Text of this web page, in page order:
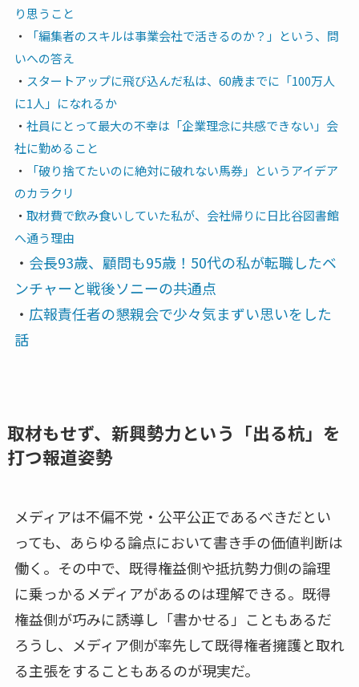
り思うこと
・
「編集者のスキルは事業会社で活きるのか？」という、問
いへの答え
・ スタートアップに飛び込んだ私は、60歳までに「100万人
に1人」になれるか
・ 社員にとって最大の不幸は「企業理念に共感できない」会
社に勤めること
・
「破り捨てたいのに絶対に破れない馬券」というアイデア
のカラクリ
・ 取材費で飲み食いしていた私が、会社帰りに日比谷図書館
へ通う理由
・ 会長93歳、顧問も95歳！50代の私が転職したベ
ンチャーと戦後ソニーの共通点
・ 広報責任者の懇親会で少々気まずい思いをした
話
取材もせず、新興勢力という「出る杭」を
打つ報道姿勢
メディアは不偏不党・公平公正であるべきだとい
っても、あらゆる論点において書き手の価値判断は
働く。その中で、既得権益側や抵抗勢力側の論理
に乗っかるメディアがあるのは理解できる。既得
権益側が巧みに誘導し「書かせる」こともあるだ
ろうし、メディア側が率先して既得権者擁護と取れ
る主張をすることもあるのが現実だ。